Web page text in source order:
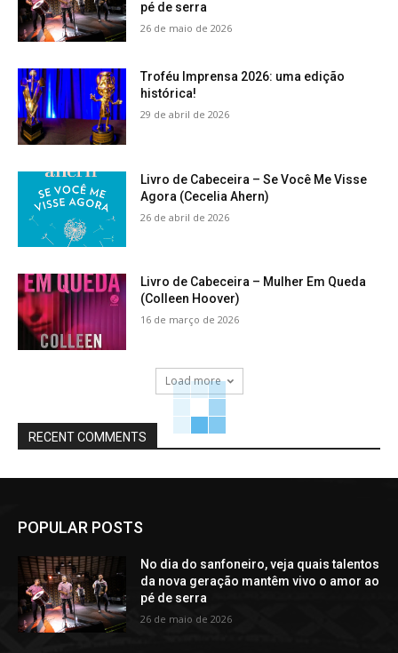
pé de serra
26 de maio de 2026
Troféu Imprensa 2026: uma edição
histórica!
29 de abril de 2026
Livro de Cabeceira – Se Você Me Visse
Agora (Cecelia Ahern)
26 de abril de 2026
Livro de Cabeceira – Mulher Em Queda
(Colleen Hoover)
16 de março de 2026
Load more
RECENT COMMENTS
POPULAR POSTS
No dia do sanfoneiro, veja quais talentos
da nova geração mantêm vivo o amor ao
pé de serra
26 de maio de 2026